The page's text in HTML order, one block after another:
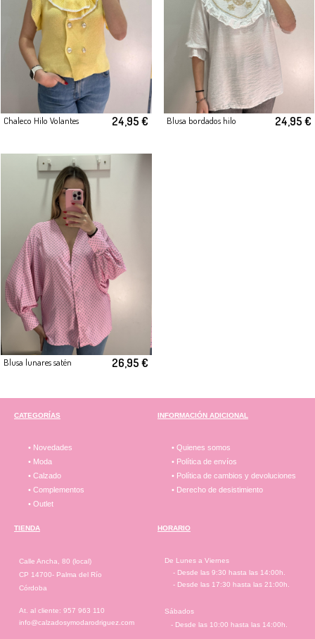
Chaleco Hilo Volantes 24,95 € Blusa bordados hilo 24,95 €
Blusa lunares satén 26,95 €
CATEGORÍAS
• Novedades
• Moda
• Calzado
• Complementos
• Outlet
INFORMACIÓN ADICIONAL
• Quienes somos
• Política de envíos
• Política de cambios y devoluciones
• Derecho de desistimiento
TIENDA
Calle Ancha, 80 (local)
CP 14700- Palma del Río
Córdoba
At. al cliente: 957 963 110
info@calzadosymodarodriguez.com
HORARIO
De Lunes a Viernes
- Desde las 9:30 hasta las 14:00h.
- Desde las 17:30 hasta las 21:00h.
Sábados
- Desde las 10:00 hasta las 14:00h.